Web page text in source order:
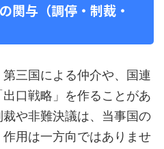
関与（調停・制裁・
三国による仲介や、国連
口戦略」を作ることがあ
や非難決議は、当事国の
用は一方向ではありませ